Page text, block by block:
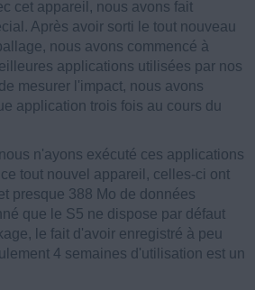
cet appareil, nous avons fait
Après avoir sorti le tout nouveau
nous avons commencé à
applications utilisées par nos
mesurer l'impact, nous avons
application trois fois au cours du
n'ayons exécuté ces applications
tout nouvel appareil, celles-ci ont
presque 388 Mo de données
que le S5 ne dispose par défaut
le fait d'avoir enregistré à peu
4 semaines d'utilisation est un